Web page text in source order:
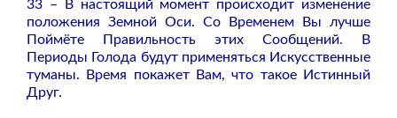
33 – В настоящий момент происходит изменение
положения Земной Оси. Со Временем Вы лучше
Поймёте Правильность этих Сообщений. В
Периоды Голода будут применяться Искусственные
туманы. Время покажет Вам, что такое Истинный
Друг.